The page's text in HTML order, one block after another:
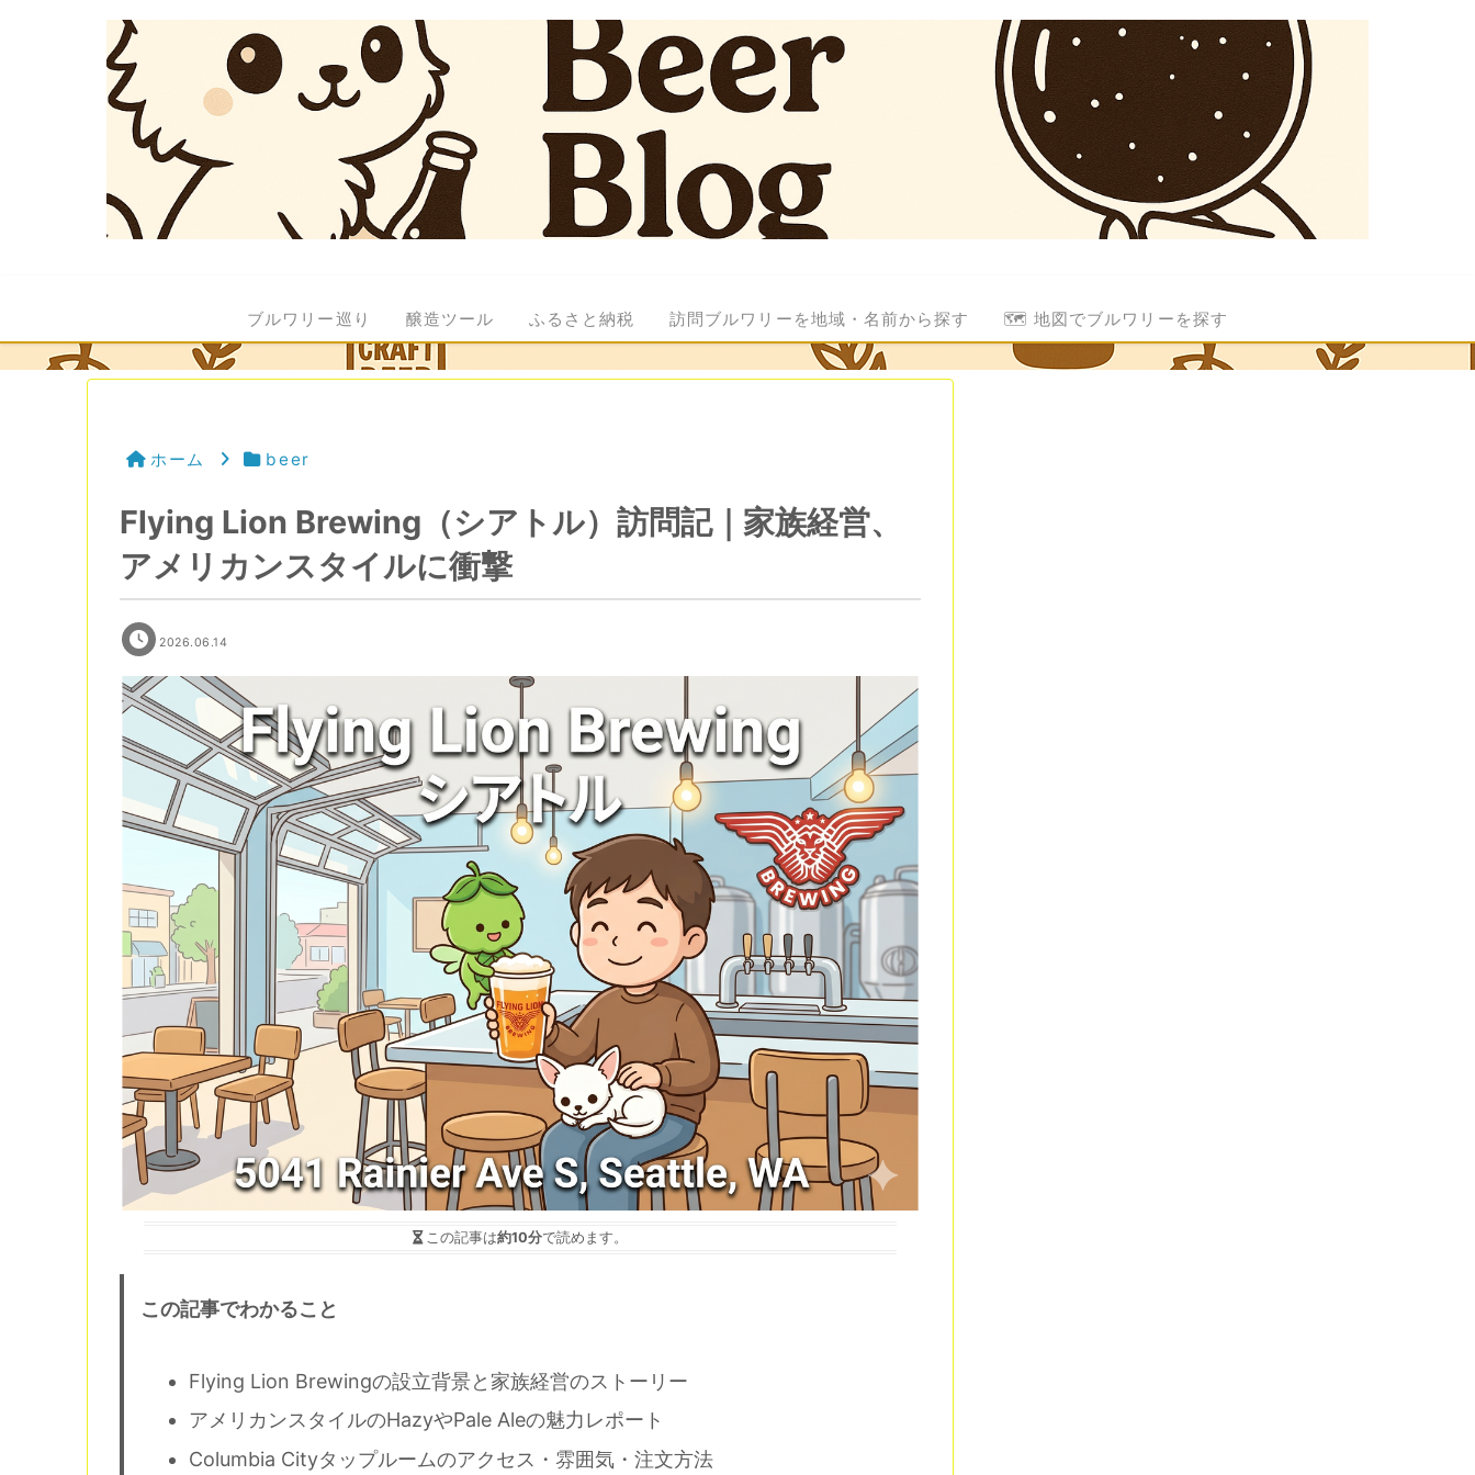
ブルワリー巡り 醸造ツール ふるさと納税 訪問ブルワリーを地域・名前から探す 🗺️ 地図でブルワリーを探す
ホーム beer
Flying Lion Brewing（シアトル）訪問記｜家族経営、
アメリカンスタイルに衝撃
2026.06.14
この記事は約10分で読めます。
この記事でわかること
Flying Lion Brewingの設立背景と家族経営のストーリー
アメリカンスタイルのHazyやPale Aleの魅力レポート
Columbia Cityタップルームのアクセス・雰囲気・注文方法